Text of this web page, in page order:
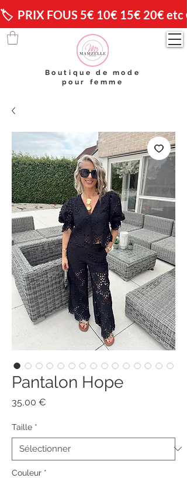
🏷️  PRIX FOUS 5€ 10€ 15€ 20€ etc
Boutique de mode
pour femme
Pantalon Hope
35,00 €
Taille *
Couleur *